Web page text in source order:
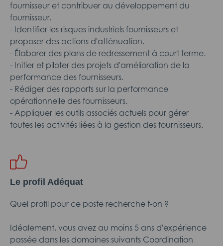
fournisseur et contribuer au développement du
fournisseur.
- Identifier les risques industriels fournisseurs et
proposer des actions d'atténuation.
- Élaborer des plans de redressement à court terme.
- Initier et piloter des projets d'amélioration de la
performance des fournisseurs.
- Rédiger des rapports sur la performance
opérationnelle des fournisseurs.
- Appliquer les outils associés actuels pour gérer
toutes les activités liées à la gestion des fournisseurs.
Le profil Adéquat
Quel profil pour ce poste recherche t-on ?
Idéalement, vous avez au moins 5 ans d'expérience
passée dans les domaines suivants Coordination